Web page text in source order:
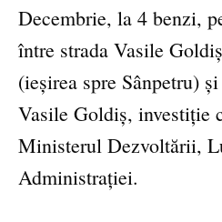
Decembrie, la 4 benzi,
între strada Vasile
(ieșirea spre Sânpetru)
Vasile Goldiș, investiție
Ministerul Dezvoltării,
Administrației.